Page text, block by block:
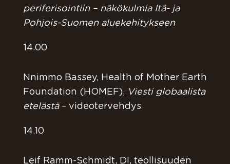
periferisointiin – näkökulmia Itä- ja
Pohjois-Suomen aluekehitykseen
14.00
Nnimmo Bassey, Health of Mother Earth
Foundation (HOMEF), Viesti globaalista
etelästä– videotervehdys
14.10
Leif Ramm-Schmidt, DI, teollisuuden